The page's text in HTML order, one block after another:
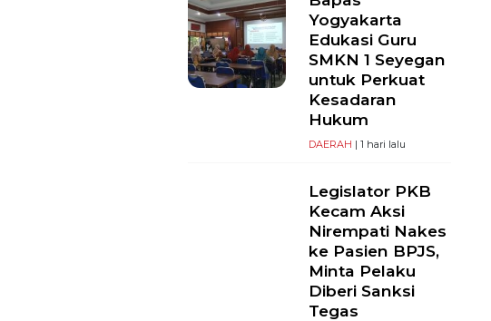
Yogyakarta
Edukasi Guru
SMKN 1 Seyegan
untuk Perkuat
Kesadaran
Hukum
DAERAH | 1 hari lalu
Legislator PKB
Kecam Aksi
Nirempati Nakes
ke Pasien BPJS,
Minta Pelaku
Diberi Sanksi
Tegas